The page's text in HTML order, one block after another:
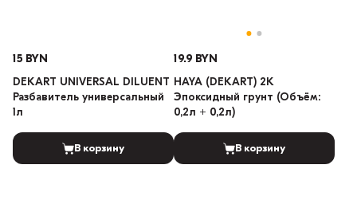
15 BYN
DEKART UNIVERSAL DILUENT
Разбавитель универсальный
1л
В корзину
19.9 BYN
HAYA (DEKART) 2K
Эпоксидный грунт (Объём:
0,2л + 0,2л)
В корзину